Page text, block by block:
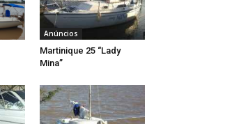
Anúncios
Martinique 25 “Lady
Mina”